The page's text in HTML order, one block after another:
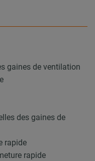
gaines de ventilation
des gaines de
rapide
rapide